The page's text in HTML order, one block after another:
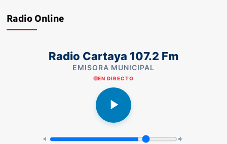
Radio Online
Radio Cartaya 107.2 Fm
EMISORA MUNICIPAL
EN DIRECTO